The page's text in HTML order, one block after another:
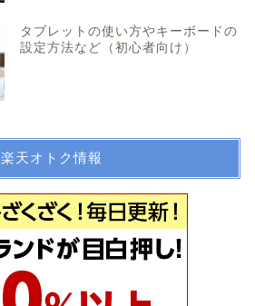
タブレットの使い方やキーボードの
設定方法など（初心者向け）
楽天オトク情報